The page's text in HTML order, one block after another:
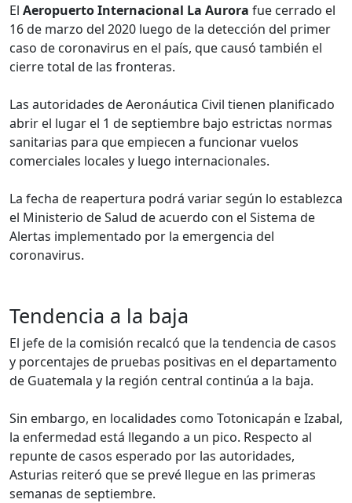
El Aeropuerto Internacional La Aurora fue cerrado el
16 de marzo del 2020 luego de la detección del primer
caso de coronavirus en el país, que causó también el
cierre total de las fronteras.
Las autoridades de Aeronáutica Civil tienen planificado
abrir el lugar el 1 de septiembre bajo estrictas normas
sanitarias para que empiecen a funcionar vuelos
comerciales locales y luego internacionales.
La fecha de reapertura podrá variar según lo establezca
el Ministerio de Salud de acuerdo con el Sistema de
Alertas implementado por la emergencia del
coronavirus.
Tendencia a la baja
El jefe de la comisión recalcó que la tendencia de casos
y porcentajes de pruebas positivas en el departamento
de Guatemala y la región central continúa a la baja.
Sin embargo, en localidades como Totonicapán e Izabal,
la enfermedad está llegando a un pico. Respecto al
repunte de casos esperado por las autoridades,
Asturias reiteró que se prevé llegue en las primeras
semanas de septiembre.